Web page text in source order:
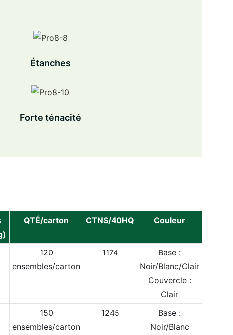
Étanches
Forte ténacité
QTÉ/carton CTNS/40HQ Couleur
120
ensembles/carton
1174
Base :
Noir/Blanc/Clair
Couvercle :
Clair
150
ensembles/carton
1245
Base :
Noir/Blanc